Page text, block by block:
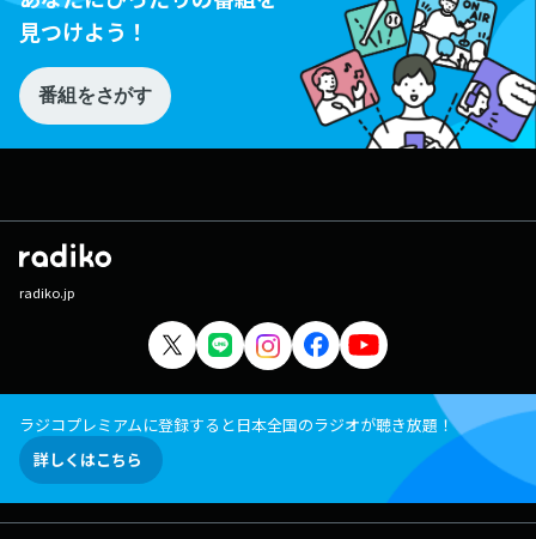
見つけよう！
番組をさがす
radiko.jp
ラジコプレミアムに登録すると日本全国のラジオが聴き放題！
詳しくはこちら